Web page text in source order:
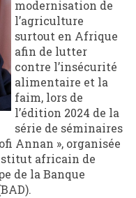
modernisation de
l’agriculture
surtout en Afrique
afin de lutter
contre l’insécurité
alimentaire et la
faim, lors de
l’édition 2024 de la
série de séminaires
Annan », organisée
africain de
de la Banque